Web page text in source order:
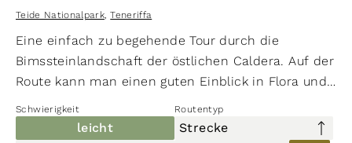
Teide Nationalpark, Teneriffa
Eine einfach zu begehende Tour durch die
Bimssteinlandschaft der östlichen Caldera. Auf der
Route kann man einen guten Einblick in Flora und
Schwierigkeit Routentyp
leicht Strecke